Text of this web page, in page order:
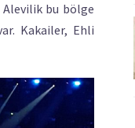
Alevilik bu bölge
Kakailer, Ehli